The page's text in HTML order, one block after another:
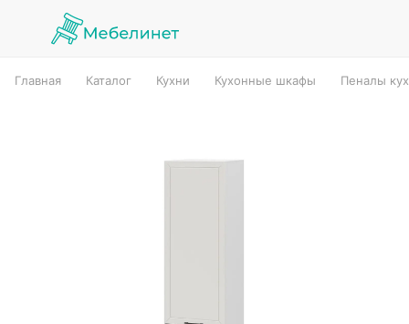
Главная Каталог Кухни Кухонные шкафы Пеналы